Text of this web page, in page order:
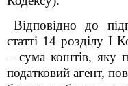
Відповідно до
статті 14 розділу І
– сума коштів, яку
податковий агент,